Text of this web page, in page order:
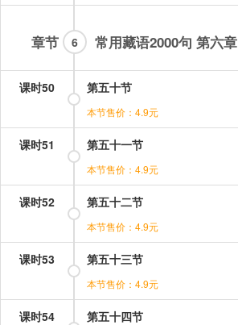
章节 常用藏语2000句 第六章
6
课时50 第五十节
本节售价：4.9元
课时51 第五十一节
本节售价：4.9元
课时52 第五十二节
本节售价：4.9元
课时53 第五十三节
本节售价：4.9元
课时54 第五十四节